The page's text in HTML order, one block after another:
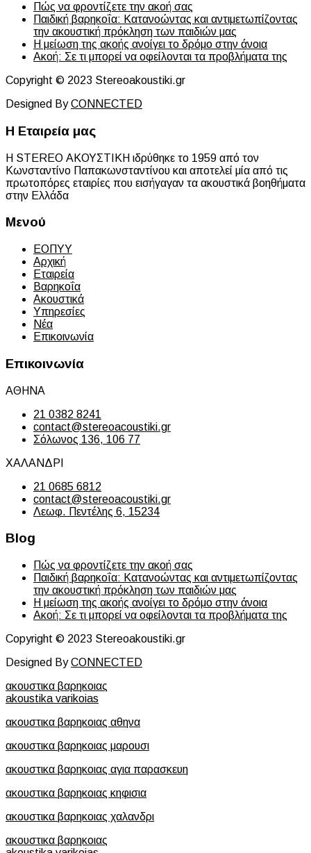
Πώς να φροντίζετε την ακοή σας
Παιδική βαρηκοΐα: Κατανοώντας και αντιμετωπίζοντας
την ακουστική πρόκληση των παιδιών μας
Η μείωση της ακοής ανοίγει το δρόμο στην άνοια
Ακοή: Σε τι μπορεί να οφείλονται τα προβλήματα της
Copyright © 2023 Stereoakoustiki.gr
Designed ByCONNECTED
Η Εταιρεία μας
Η STEREO ΑΚΟΥΣΤΙΚΗ ιδρύθηκε το 1959 από τον
Κωνσταντίνο Παπακωνσταντίνου και αποτελεί μία από τις
πρωτοπόρες εταιρίες που εισήγαγαν τα ακουστικά βοηθήματα
στην Ελλάδα
Μενού
ΕΟΠΥΥ
Αρχική
Εταιρεία
Βαρηκοΐα
Ακουστικά
Υπηρεσίες
Νέα
Επικοινωνία
Επικοινωνία
ΑΘΗΝΑ
21 0382 8241
contact@stereoacoustiki.gr
Σόλωνος 136, 106 77
ΧΑΛΑΝΔΡΙ
21 0685 6812
contact@stereoacoustiki.gr
Λεωφ. Πεντέλης 6, 15234
Blog
Πώς να φροντίζετε την ακοή σας
Παιδική βαρηκοΐα: Κατανοώντας και αντιμετωπίζοντας
την ακουστική πρόκληση των παιδιών μας
Η μείωση της ακοής ανοίγει το δρόμο στην άνοια
Ακοή: Σε τι μπορεί να οφείλονται τα προβλήματα της
Copyright © 2023 Stereoakoustiki.gr
Designed ByCONNECTED
ακουστικα βαρηκοιας
akoustika varikoias
ακουστικα βαρηκοιας αθηνα
ακουστικα βαρηκοιας μαρουσι
ακουστικα βαρηκοιας αγια παρασκευη
ακουστικα βαρηκοιας κηφισια
ακουστικα βαρηκοιας χαλανδρι
ακουστικα βαρηκοιας